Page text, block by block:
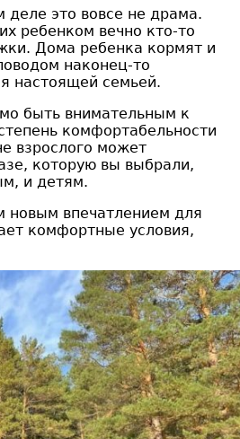
деле это вовсе не драма.
ребенком вечно кто-то
Дома ребенка кормят и
наконец-то
настоящей семьей.
быть внимательным к
комфортабельности
взрослого может
которую вы выбрали,
и детям.
новым впечатлением для
комфортные условия,